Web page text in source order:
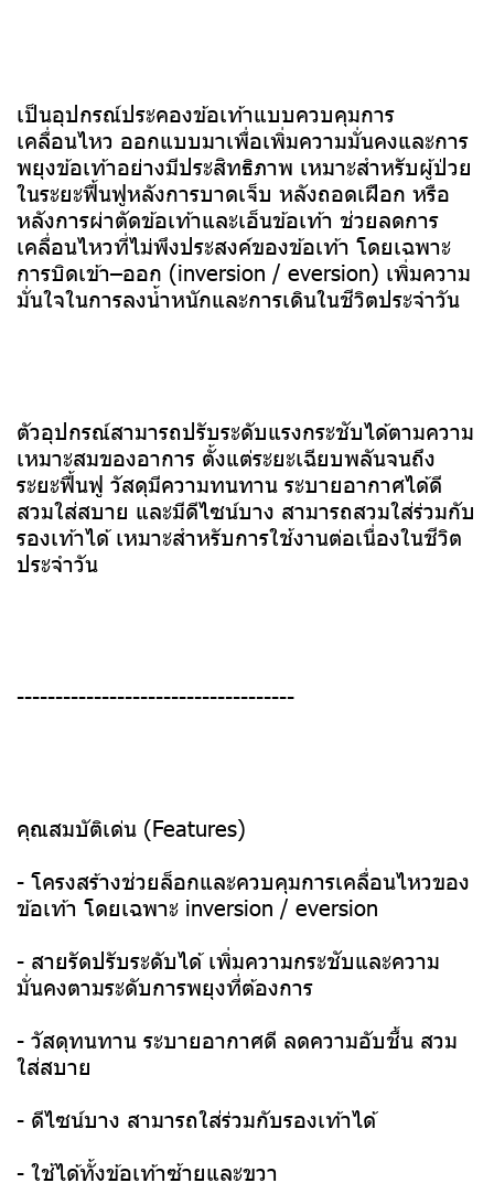
เป็นอุปกรณ์ประคองข้อเท้าแบบควบคุมการ
เคลื่อนไหว ออกแบบมาเพื่อเพิ่มความมั่นคงและการ
พยุงข้อเท้าอย่างมีประสิทธิภาพ เหมาะสำหรับผู้ป่วย
ในระยะฟื้นฟูหลังการบาดเจ็บ หลังถอดเฝือก หรือ
หลังการผ่าตัดข้อเท้าและเอ็นข้อเท้า ช่วยลดการ
เคลื่อนไหวที่ไม่พึงประสงค์ของข้อเท้า โดยเฉพาะ
การบิดเข้า–ออก (inversion / eversion) เพิ่มความ
มั่นใจในการลงน้ำหนักและการเดินในชีวิตประจำวัน
ตัวอุปกรณ์สามารถปรับระดับแรงกระชับได้ตามความ
เหมาะสมของอาการ ตั้งแต่ระยะเฉียบพลันจนถึง
ระยะฟื้นฟู วัสดุมีความทนทาน ระบายอากาศได้ดี
สวมใส่สบาย และมีดีไซน์บาง สามารถสวมใส่ร่วมกับ
รองเท้าได้ เหมาะสำหรับการใช้งานต่อเนื่องในชีวิต
ประจำวัน
------------------------------------
คุณสมบัติเด่น (Features)
- โครงสร้างช่วยล็อกและควบคุมการเคลื่อนไหวของ
ข้อเท้า โดยเฉพาะ inversion / eversion
- สายรัดปรับระดับได้ เพิ่มความกระชับและความ
มั่นคงตามระดับการพยุงที่ต้องการ
- วัสดุทนทาน ระบายอากาศดี ลดความอับชื้น สวม
ใส่สบาย
- ดีไซน์บาง สามารถใส่ร่วมกับรองเท้าได้
- ใช้ได้ทั้งข้อเท้าซ้ายและขวา